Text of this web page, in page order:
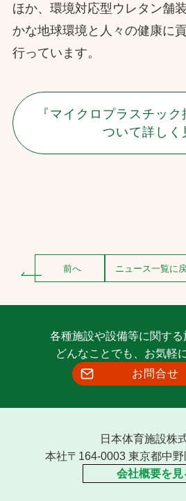
ほか、環境対応型ウレタン舗
かな地球環境と人々の健康に
行っています。
『マイクロプラスチッ
ついて詳しく
前へ ニュース一覧に
各種施設や設備等に関す
どんなことでも、お気軽
お問合せ
日本体育施設株
本社〒164-0003 東京都中
会社概要を見